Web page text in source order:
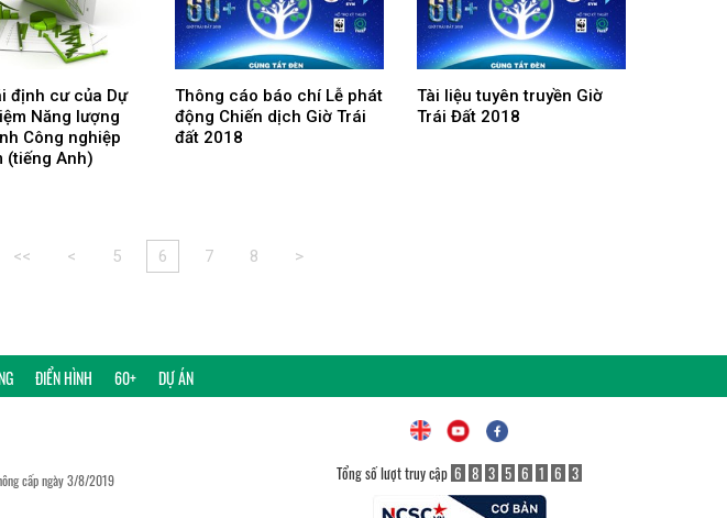
định cư của Dự
Năng lượng
Công nghiệp
(tiếng Anh)
Thông cáo báo chí Lễ phát
động Chiến dịch Giờ Trái
đất 2018
Tài liệu tuyên truyền Giờ
Trái Đất 2018
<< < 5 6 7 8 >
ĐIỂN HÌNH 60+ DỰ ÁN
cấp ngày 3/8/2019
Tổng số lượt truy cập 6 8 3 5 6 1 6 3